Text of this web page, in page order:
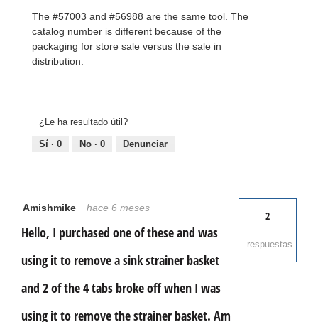
The #57003 and #56988 are the same tool. The
catalog number is different because of the
packaging for store sale versus the sale in
distribution.
¿Le ha resultado útil?
Sí · 0 No · 0 Denunciar
Amishmike · hace 6 meses
Hello, I purchased one of these and was
using it to remove a sink strainer basket
and 2 of the 4 tabs broke off when I was
using it to remove the strainer basket. Am
2
respuestas